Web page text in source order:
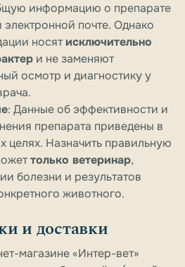
информацию о препарате
почте. Однако
носятисключительно
и не заменяют
осмотр и диагностику у
: Данные об эффективности и
препарата приведены в
целях. Назначить правильную
только ветеринар,
болезни и результатов
животного.
и доставки
магазине «Интер-вет»